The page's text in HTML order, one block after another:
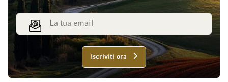
Indirizzo email
Iscriviti ora